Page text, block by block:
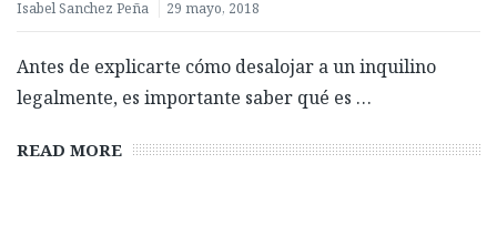
Isabel Sanchez Peña 29 mayo, 2018
Antes de explicarte cómo desalojar a un inquilino
legalmente, es importante saber qué es …
READ MORE